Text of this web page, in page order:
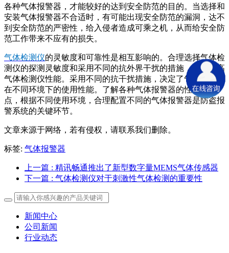
各种气体报警器，才能较好的达到安全防范的目的。当选择和
安装气体报警器不合适时，有可能出现安全防范的漏洞，达不
到安全防范的严密性，给入侵者造成可乘之机，从而给安全防
范工作带来不应有的损失。
气体检测仪的灵敏度和可靠性是相互影响的。合理选择气体检
测仪的探测灵敏度和采用不同的抗外界干扰的措施，可以提高
气体检测仪性能。采用不同的抗干扰措施，决定了气体报警器
在不同环境下的使用性能。了解各种气体报警器的性能和特
点，根据不同使用环境，合理配置不同的气体报警器是防盗报
警系统的关键环节。
文章来源于网络，若有侵权，请联系我们删除。
标签: 气体报警器
上一篇 : 精讯畅通推出了新型数字量MEMS气体传感器
下一篇 : 气体检测仪对于刺激性气体检测的重要性
新闻中心
公司新闻
行业动态